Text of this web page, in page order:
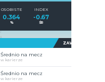
OSOBISTE
0.364
%
INDEX
-0.67
ŚR
ZAWODNIK
Średnio na mecz
w karierze
Średnio na mecz
w karierze